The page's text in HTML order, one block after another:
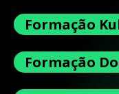
Formação
Formação